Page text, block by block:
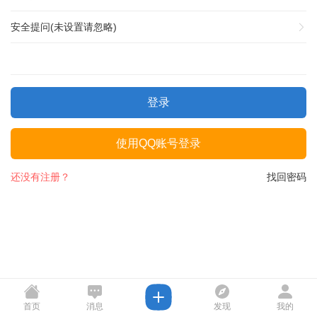
安全提问(未设置请忽略)
登录
使用QQ账号登录
找回密码
还没有注册？
首页 消息 发现 我的